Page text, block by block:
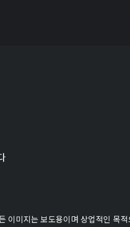
이미지는 보도용이며 상업적인 목